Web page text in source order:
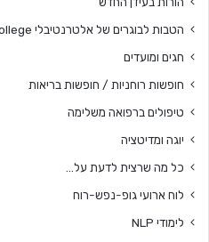
הטבות לבוגרים של אלטרנטיבלי College
חגים ומועדים
חופשות רוחניות / חופשות בריאות
טיפולים ברפואה משלימה
יוגה ומדיטציה
כל מה שרצית לדעת על…
לוח ארועי גופ-נפש-רוח
לימודי NLP